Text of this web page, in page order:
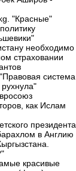
"Красные"
необходимо
страховании
система
как Ислам
президента
в Англию
красивые